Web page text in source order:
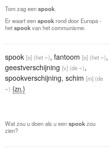
Tom zag eenspook
Er waart eenspookrond door Europa -
hetspookvan het communisme.
spook [o] (het ~), fantoom [o] (het ~),
geestverschijning [v] (de ~),
spookverschijning, schim [m] (de
~) {zn.}
Wat zou u doen als u eenspookzou
zien?